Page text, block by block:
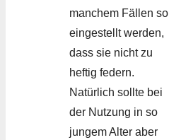
manchem Fällen so
eingestellt werden,
dass sie nicht zu
heftig federn.
Natürlich sollte bei
der Nutzung in so
jungem Alter aber